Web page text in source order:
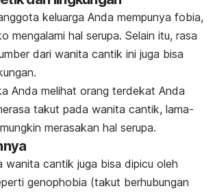
keluarga Anda mempunya fobia,
mengalami hal serupa. Selain itu, rasa
dari wanita cantik ini juga bisa
Anda melihat orang terdekat Anda
takut pada wanita cantik, lama-
merasakan hal serupa.
wanita cantik juga bisa dipicu oleh
genophobia (takut berhubungan